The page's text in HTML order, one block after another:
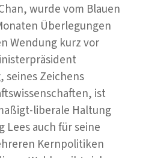
wurde vom Blauen
Überlegungen
Wendung kurz vor
seines Zeichens
ist
liberale Haltung
Lees auch für seine
Kernpolitiken